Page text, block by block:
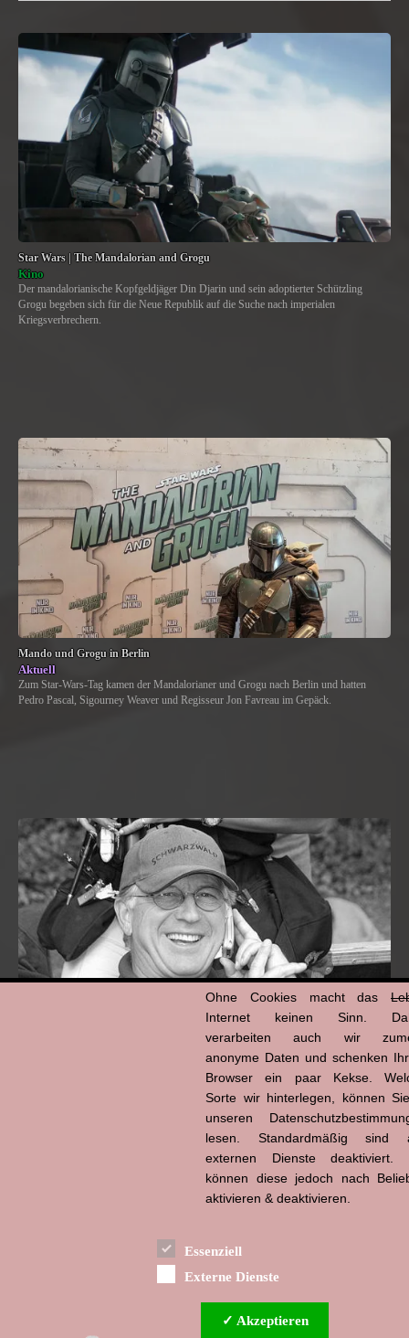
Star Wars | The Mandalorian and Grogu
Kino
Der mandalorianische Kopfgeldjäger Din Djarin und sein adoptierter Schützling
Grogu begeben sich für die Neue Republik auf die Suche nach imperialen
Kriegsverbrechern.
Mando und Grogu in Berlin
Aktuell
Zum Star-Wars-Tag kamen der Mandalorianer und Grogu nach Berlin und hatten
Pedro Pascal, Sigourney Weaver und Regisseur Jon Favreau im Gepäck.
Ohne Cookies macht das
Internet keinen Sinn.
verarbeiten auch wir
anonyme Daten und schenken
Browser ein paar Kekse.
Sorte wir hinterlegen, können
unseren
lesen. Standardmäßig sind
externen Dienste deaktiviert.
können diese jedoch nach
aktivieren & deaktivieren.
Essenziell
Externe Dienste
✓ Akzeptieren